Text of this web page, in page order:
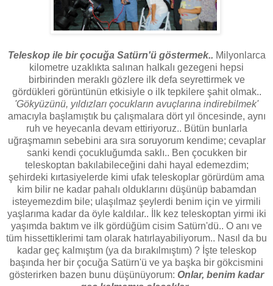
Teleskop ile bir çocuğa Satürn'ü göstermek.. Milyonlarca
kilometre uzaklıkta salınan halkalı gezegeni hepsi
birbirinden meraklı gözlere ilk defa seyrettirmek ve
gördükleri görüntünün etkisiyle o ilk tepkilere şahit olmak..
'Gökyüzünü, yıldızları çocukların avuçlarına indirebilmek'
amacıyla başlamıştık bu çalışmalara dört yıl öncesinde, aynı
ruh ve heyecanla devam ettiriyoruz.. Bütün bunlarla
uğraşmamın sebebini ara sıra soruyorum kendime; cevaplar
sanki kendi çocukluğumda saklı.. Ben çocukken bir
teleskoptan bakılabileceğini dahi hayal edemezdim;
şehirdeki kırtasiyelerde kimi ufak teleskoplar görürdüm ama
kim bilir ne kadar pahalı olduklarını düşünüp babamdan
isteyemezdim bile; ulaşılmaz şeylerdi benim için ve yirmili
yaşlarıma kadar da öyle kaldılar.. İlk kez teleskoptan yirmi iki
yaşımda baktım ve ilk gördüğüm cisim Satürn'dü.. O anı ve
tüm hissettiklerimi tam olarak hatırlayabiliyorum.. Nasıl da bu
kadar geç kalmıştım (ya da bırakılmıştım) ? İşte teleskop
başında her bir çocuğa Satürn'ü ve ya başka bir gökcismini
gösterirken bazen bunu düşünüyorum: Onlar, benim kadar